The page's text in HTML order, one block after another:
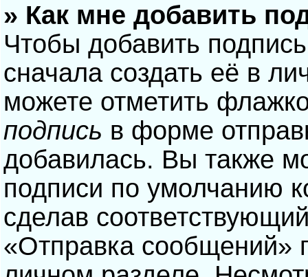
» Как мне добавить
Чтобы добавить
сначала создать её в
можете отметить
подпись в форме
добавилась. Вы также
подписи по умолчанию
сделав
«Отправка сообщений»